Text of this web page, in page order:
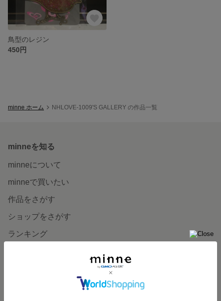
鳥型のレジン
450円
minne ホーム NHLOVE-1009'S GALLERY の作品一覧
minneを知る
minneについて
minneで買いたい
作品をさがす
ショップをさがす
ランキング